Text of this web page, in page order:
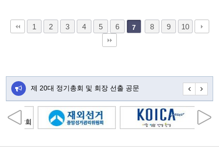
1 2 3 4 5 6 7 8 9 10
제 20대 정기총회 및 회장 선출 공문 초대합니